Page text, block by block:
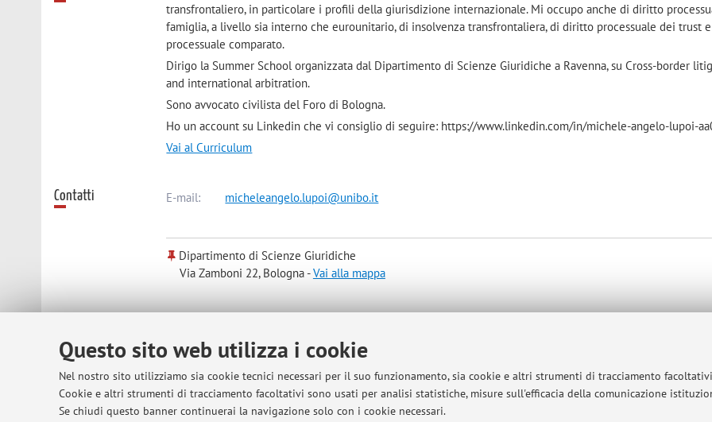
Questo sito web utilizza i cookie
Nel nostro sito utilizziamo sia cookie tecnici necessari per il suo funzionamento, sia cookie e altri strumenti di tracciamento
Cookie e altri strumenti di tracciamento facoltativi sono usati per analisi statistiche, misure sull'efficacia della comunicazione
Se chiudi questo banner continuerai la navigazione solo con i cookie necessari.
transfrontaliero, in particolare i profili della giurisdizione internazionale. Mi occupo anche di diritto
famiglia, a livello sia interno che eurounitario, di insolvenza transfrontaliera, di diritto processuale dei trust
processuale comparato.
Dirigo la Summer School organizzata dal Dipartimento di Scienze Giuridiche a Ravenna, su Cross-border
and international arbitration.
Sono avvocato civilista del Foro di Bologna.
Ho un account su Linkedin che vi consiglio di seguire: https://www.linkedin.com/in/michele-angelo-lupoi-
Vai al Curriculum
Contatti E-mail: micheleangelo.lupoi@unibo.it
Dipartimento di Scienze Giuridiche
Via Zamboni 22, Bologna -Vai alla mappa
Orario di ricevimento
Il docente può essere contattato all'indirizzo micheleangelo.lupoi@unibo.it per qualsiasi domanda relativa ai
alla tesi, al percorso universitario e per organizzare c olloqui su Teams o in presenza.